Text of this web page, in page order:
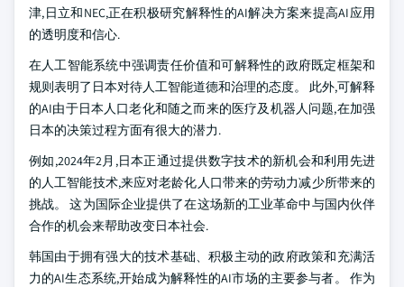
津,日立和NEC,正在积极研究解释性的AI解决方案来提高AI应用
的透明度和信心.
在人工智能系统中强调责任价值和可解释性的政府既定框架和
规则表明了日本对待人工智能道德和治理的态度。 此外,可解释
的AI由于日本人口老化和随之而来的医疗及机器人问题,在加强
日本的决策过程方面有很大的潜力.
例如,2024年2月,日本正通过提供数字技术的新机会和利用先进
的人工智能技术,来应对老龄化人口带来的劳动力减少所带来的
挑战。 这为国际企业提供了在这场新的工业革命中与国内伙伴
合作的机会来帮助改变日本社会.
韩国由于拥有强大的技术基础、积极主动的政府政策和充满活
力的AI生态系统,开始成为解释性的AI市场的主要参与者。 作为